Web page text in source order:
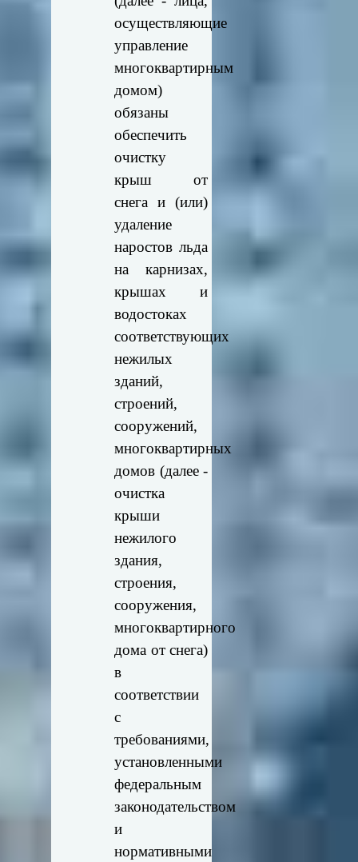
осуществляющие
управление
многоквартирным
домом)
обязаны
обеспечить
очистку
крыш от
снега и (или)
удаление
наростов льда
на карнизах,
крышах и
водостоках
соответствующих
нежилых
зданий,
строений,
сооружений,
многоквартирных
домов (далее -
очистка
крыши
нежилого
здания,
строения,
сооружения,
многоквартирного
дома от снега)
в
соответствии
с
требованиями,
установленными
федеральным
законодательством
и
нормативными